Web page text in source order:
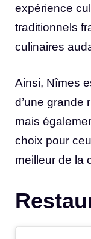
expérience
traditionnels
culinaires
Ainsi, Nîmes
d’une grande
mais
choix pour
meilleur de la